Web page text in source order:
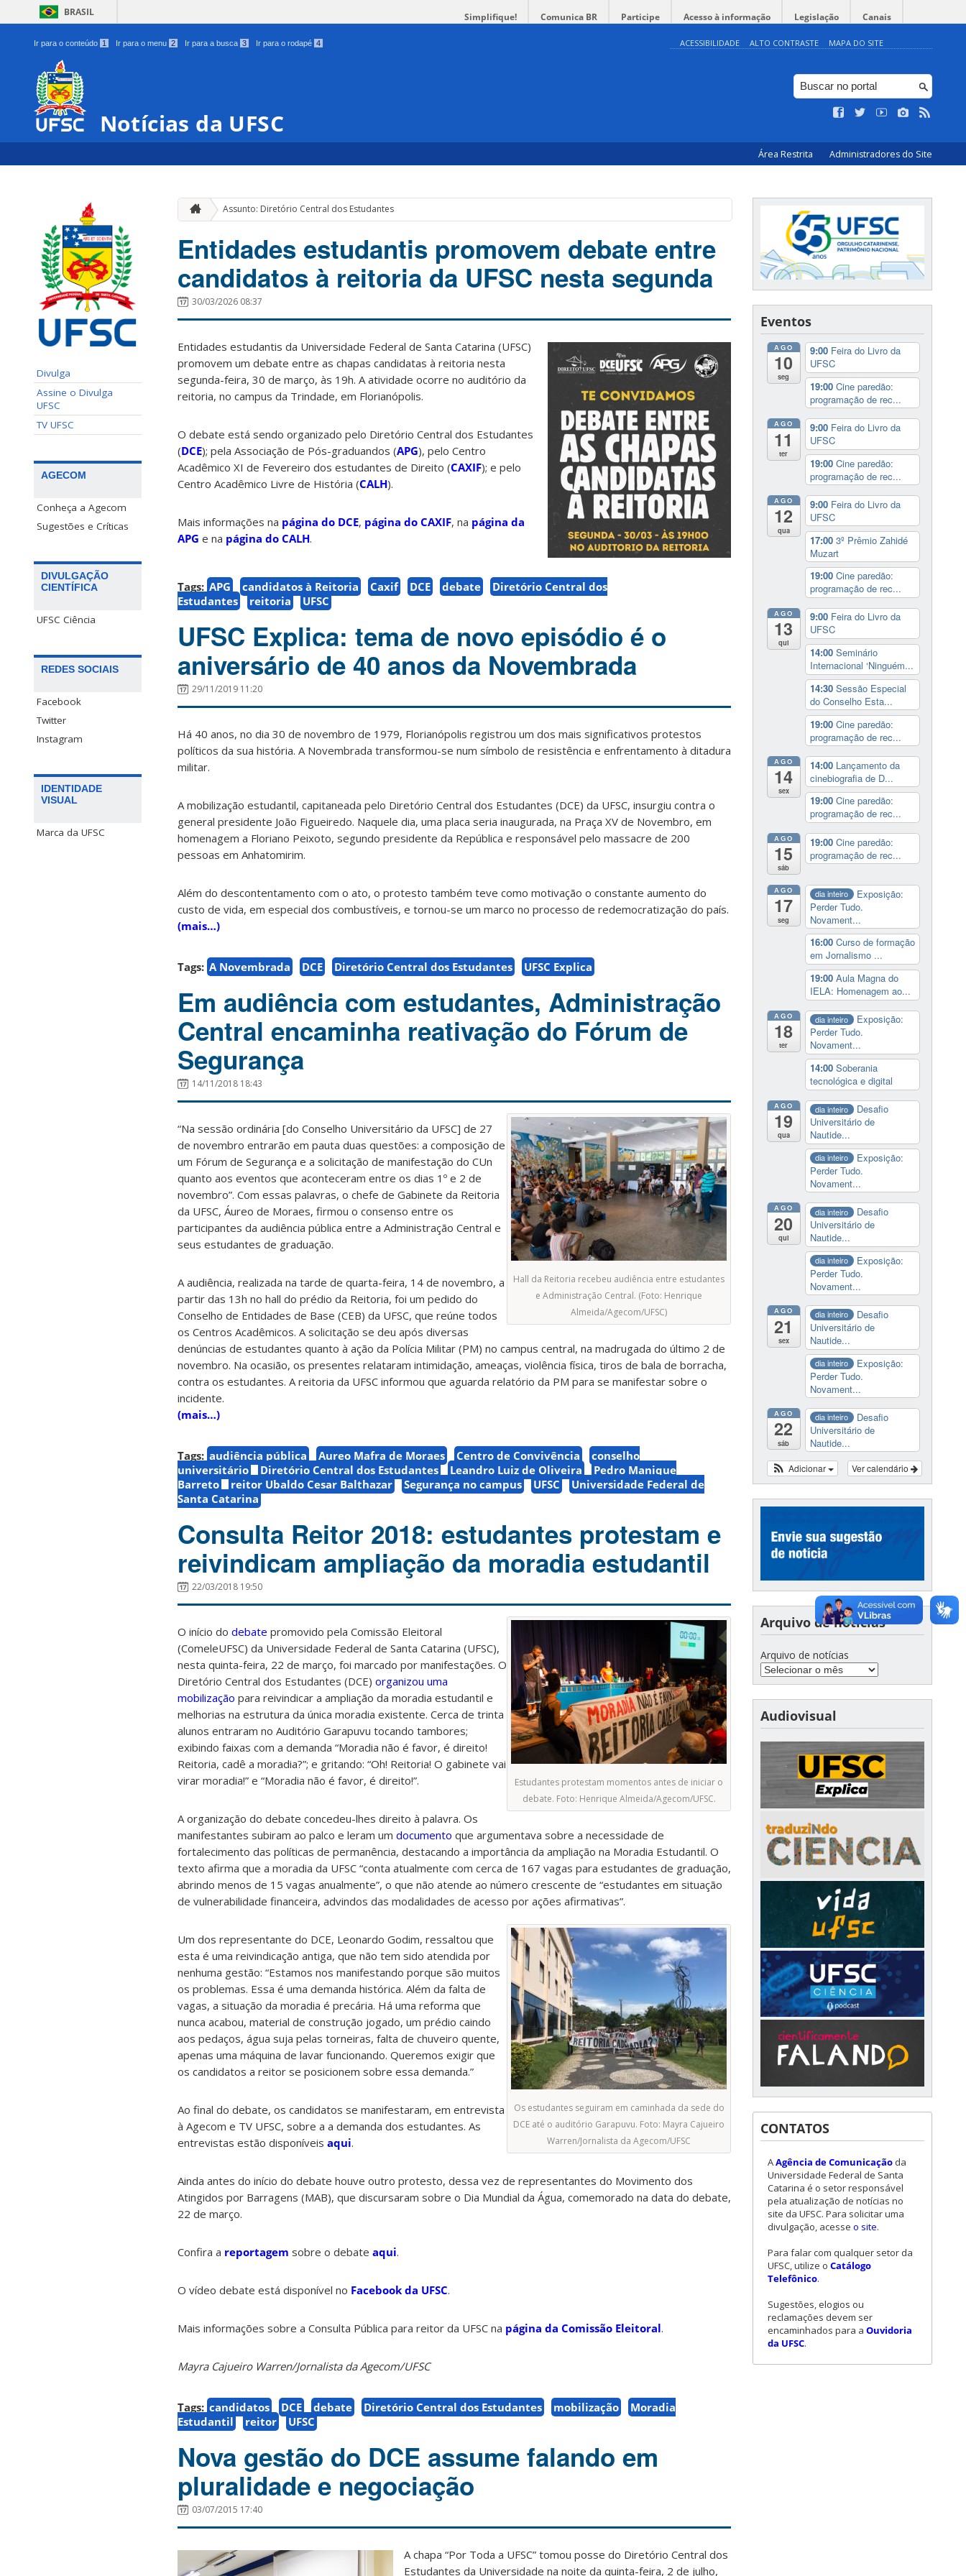
BRASIL Simplifique! Comunica BR Participe Acesso à informação Legislação Canais
Ir para o conteúdo 1 Ir para o menu 2 Ir para a busca 3 Ir para o rodapé 4 ACESSIBILIDADE ALTO CONTRASTE MAPA DO SITE
Notícias da UFSC
Área Restrita Administradores do Site
Divulga
Assine o Divulga
UFSC
TV UFSC
AGECOM
Conheça a Agecom
Sugestões e Críticas
DIVULGAÇÃO
CIENTÍFICA
UFSC Ciência
REDES SOCIAIS
Facebook
Twitter
Instagram
IDENTIDADE
VISUAL
Marca da UFSC
Assunto: Diretório Central dos Estudantes
Entidades estudantis promovem debate entre
candidatos à reitoria da UFSC nesta segunda
30/03/2026 08:37
Entidades estudantis da Universidade Federal de Santa Catarina (UFSC)
promovem um debate entre as chapas candidatas à reitoria nesta
segunda-feira, 30 de março, às 19h. A atividade ocorre no auditório da
reitoria, no campus da Trindade, em Florianópolis.
O debate está sendo organizado pelo Diretório Central dos Estudantes
(DCE); pela Associação de Pós-graduandos (APG), pelo Centro
Acadêmico XI de Fevereiro dos estudantes de Direito (CAXIF); e pelo
Centro Acadêmico Livre de História (CALH).
Mais informações na página do DCE, página do CAXIF, na página da
APG e na página do CALH.
Tags: APG candidatos à Reitoria Caxif DCE debate
Diretório Central dos
Estudantes
reitoria UFSC
UFSC Explica: tema de novo episódio é o
aniversário de 40 anos da Novembrada
29/11/2019 11:20
Há 40 anos, no dia 30 de novembro de 1979, Florianópolis registrou um dos mais significativos protestos
políticos da sua história. A Novembrada transformou-se num símbolo de resistência e enfrentamento à ditadura
militar.
A mobilização estudantil, capitaneada pelo Diretório Central dos Estudantes (DCE) da UFSC, insurgiu contra o
general presidente João Figueiredo. Naquele dia, uma placa seria inaugurada, na Praça XV de Novembro, em
homenagem a Floriano Peixoto, segundo presidente da República e responsável pelo massacre de 200
pessoas em Anhatomirim.
Além do descontentamento com o ato, o protesto também teve como motivação o constante aumento do
custo de vida, em especial dos combustíveis, e tornou-se um marco no processo de redemocratização do país.
(mais…)
Tags: A Novembrada DCE Diretório Central dos Estudantes UFSC Explica
Em audiência com estudantes, Administração
Central encaminha reativação do Fórum de
Segurança
14/11/2018 18:43
Hall da Reitoria recebeu audiência entre estudantes
e Administração Central. (Foto: Henrique
Almeida/Agecom/UFSC)
“Na sessão ordinária [do Conselho Universitário da UFSC] de 27
de novembro entrarão em pauta duas questões: a composição de
um Fórum de Segurança e a solicitação de manifestação do CUn
quanto aos eventos que aconteceram entre os dias 1º e 2 de
novembro”. Com essas palavras, o chefe de Gabinete da Reitoria
da UFSC, Áureo de Moraes, firmou o consenso entre os
participantes da audiência pública entre a Administração Central e
seus estudantes de graduação.
A audiência, realizada na tarde de quarta-feira, 14 de novembro, a
partir das 13h no hall do prédio da Reitoria, foi um pedido do
Conselho de Entidades de Base (CEB) da UFSC, que reúne todos
os Centros Acadêmicos. A solicitação se deu após diversas
denúncias de estudantes quanto à ação da Polícia Militar (PM) no campus central, na madrugada do último 2 de
novembro. Na ocasião, os presentes relataram intimidação, ameaças, violência física, tiros de bala de borracha,
contra os estudantes. A reitoria da UFSC informou que aguarda relatório da PM para se manifestar sobre o
incidente.
(mais…)
Tags: audiência pública Aureo Mafra de Moraes Centro de Convivência
conselho
universitário
Diretório Central dos Estudantes Leandro Luiz de Oliveira
Pedro Manique
Barreto
reitor Ubaldo Cesar Balthazar Segurança no campus UFSC
Universidade Federal de
Santa Catarina
Consulta Reitor 2018: estudantes protestam e
reivindicam ampliação da moradia estudantil
22/03/2018 19:50
Estudantes protestam momentos antes de iniciar o
debate. Foto: Henrique Almeida/Agecom/UFSC.
O início do debate promovido pela Comissão Eleitoral
(ComeleUFSC) da Universidade Federal de Santa Catarina (UFSC),
nesta quinta-feira, 22 de março, foi marcado por manifestações. O
Diretório Central dos Estudantes (DCE) organizou uma
mobilização para reivindicar a ampliação da moradia estudantil e
melhorias na estrutura da única moradia existente. Cerca de trinta
alunos entraram no Auditório Garapuvu tocando tambores;
exibindo faixas com a demanda “Moradia não é favor, é direito!
Reitoria, cadê a moradia?”; e gritando: “Oh! Reitoria! O gabinete vai
virar moradia!” e “Moradia não é favor, é direito!”.
A organização do debate concedeu-lhes direito à palavra. Os
manifestantes subiram ao palco e leram um documento que argumentava sobre a necessidade de
fortalecimento das políticas de permanência, destacando a importância da ampliação na Moradia Estudantil. O
texto afirma que a moradia da UFSC “conta atualmente com cerca de 167 vagas para estudantes de graduação,
abrindo menos de 15 vagas anualmente”, o que não atende ao número crescente de “estudantes em situação
de vulnerabilidade financeira, advindos das modalidades de acesso por ações afirmativas”.
Os estudantes seguiram em caminhada da sede do
DCE até o auditório Garapuvu. Foto: Mayra Cajueiro
Warren/Jornalista da Agecom/UFSC
Um dos representante do DCE, Leonardo Godim, ressaltou que
esta é uma reivindicação antiga, que não tem sido atendida por
nenhuma gestão: “Estamos nos manifestando porque são muitos
os problemas. Essa é uma demanda histórica. Além da falta de
vagas, a situação da moradia é precária. Há uma reforma que
nunca acabou, material de construção jogado, um prédio caindo
aos pedaços, água suja pelas torneiras, falta de chuveiro quente,
apenas uma máquina de lavar funcionando. Queremos exigir que
os candidatos a reitor se posicionem sobre essa demanda.”
Ao final do debate, os candidatos se manifestaram, em entrevista
à Agecom e TV UFSC, sobre a a demanda dos estudantes. As
entrevistas estão disponíveis aqui.
Ainda antes do início do debate houve outro protesto, dessa vez de representantes do Movimento dos
Atingidos por Barragens (MAB), que discursaram sobre o Dia Mundial da Água, comemorado na data do debate,
22 de março.
Confira a reportagem sobre o debate aqui.
O vídeo debate está disponível no Facebook da UFSC.
Mais informações sobre a Consulta Pública para reitor da UFSC na página da Comissão Eleitoral.
Mayra Cajueiro Warren/Jornalista da Agecom/UFSC
Tags: candidatos DCE debate Diretório Central dos Estudantes mobilização
Moradia
Estudantil
reitor UFSC
Nova gestão do DCE assume falando em
pluralidade e negociação
03/07/2015 17:40
A chapa “Por Toda a UFSC” tomou posse do Diretório Central dos
Estudantes da Universidade na noite da quinta-feira, 2 de julho,
Eventos
AGO
10
seg
9:00 Feira do Livro da
UFSC
19:00 Cine paredão:
programação de rec...
AGO
11
ter
9:00 Feira do Livro da
UFSC
19:00 Cine paredão:
programação de rec...
AGO
12
qua
9:00 Feira do Livro da
UFSC
17:00 3º Prêmio Zahidé
Muzart
19:00 Cine paredão:
programação de rec...
AGO
13
qui
9:00 Feira do Livro da
UFSC
14:00 Seminário
Internacional ‘Ninguém...
14:30 Sessão Especial
do Conselho Esta...
19:00 Cine paredão:
programação de rec...
AGO
14
sex
14:00 Lançamento da
cinebiografia de D...
19:00 Cine paredão:
programação de rec...
AGO
15
sáb
19:00 Cine paredão:
programação de rec...
AGO
17
seg
dia inteiro
Exposição:
Perder Tudo.
Novament...
16:00 Curso de formação
em Jornalismo ...
19:00 Aula Magna do
IELA: Homenagem ao...
AGO
18
ter
dia inteiro
Exposição:
Perder Tudo.
Novament...
14:00 Soberania
tecnológica e digital
AGO
19
qua
dia inteiro
Desafio
Universitário de
Nautide...
dia inteiro
Exposição:
Perder Tudo.
Novament...
AGO
20
qui
dia inteiro
Desafio
Universitário de
Nautide...
dia inteiro
Exposição:
Perder Tudo.
Novament...
AGO
21
sex
dia inteiro
Desafio
Universitário de
Nautide...
dia inteiro
Exposição:
Perder Tudo.
Novament...
AGO
22
sáb
dia inteiro
Desafio
Universitário de
Nautide...
Ver calendário
Adicionar
Arquivo de notícias
Arquivo de notícias
Audiovisual
CONTATOS
AAgência de Comunicação da
Universidade Federal de Santa
Catarina é o setor responsável
pela atualização de notícias no
site da UFSC. Para solicitar uma
divulgação, acesse o site.
Para falar com qualquer setor da
UFSC, utilize o Catálogo
Telefônico.
Sugestões, elogios ou
reclamações devem ser
encaminhados para a Ouvidoria
da UFSC.